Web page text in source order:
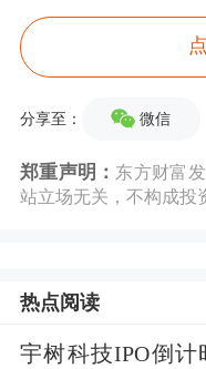
（7月5日），
势。通常而言
片具备较强市
除《F1：狂飙
席。中国电影
长、秘书长朱
分享至： 微信
郑重声明： 东方财富
站立场无关，不构成投
热点阅读
宇树科技IPO倒计